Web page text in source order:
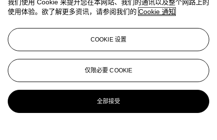
A TROMPE-L'OEIL WITH A PORTRAIT OF THE
PHILOSOPHER PHILON, OIL ON CANVAS, UNFRAMED,
拍场告示
Nous remercions Monsieur Fabrice Faré d'avoir examiné l'oeuvre et
de nous avoir confirmé que l'attribution à Gabriel Gresly lui semblait
probable.
We are grateful to Mr Fabrice Faré for inspecting the original and
confirming that the attribution to Gabriel Gresly is probable.
我们使用 Cookie 来提升您在本网站、我们的通讯以及整个网路上的
使用体验。欲了解更多资讯，请参阅我们的 Cookie 通知
COOKIE 设置
仅限必要 COOKIE
全部接受